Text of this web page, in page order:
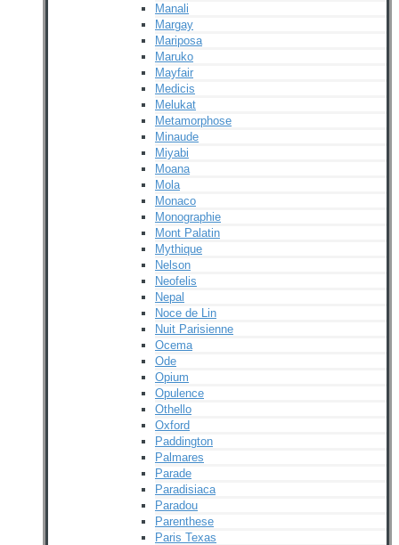
Manali
Margay
Mariposa
Maruko
Mayfair
Medicis
Melukat
Metamorphose
Minaude
Miyabi
Moana
Mola
Monaco
Monographie
Mont Palatin
Mythique
Nelson
Neofelis
Nepal
Noce de Lin
Nuit Parisienne
Ocema
Ode
Opium
Opulence
Othello
Oxford
Paddington
Palmares
Parade
Paradisiaca
Paradou
Parenthese
Paris Texas